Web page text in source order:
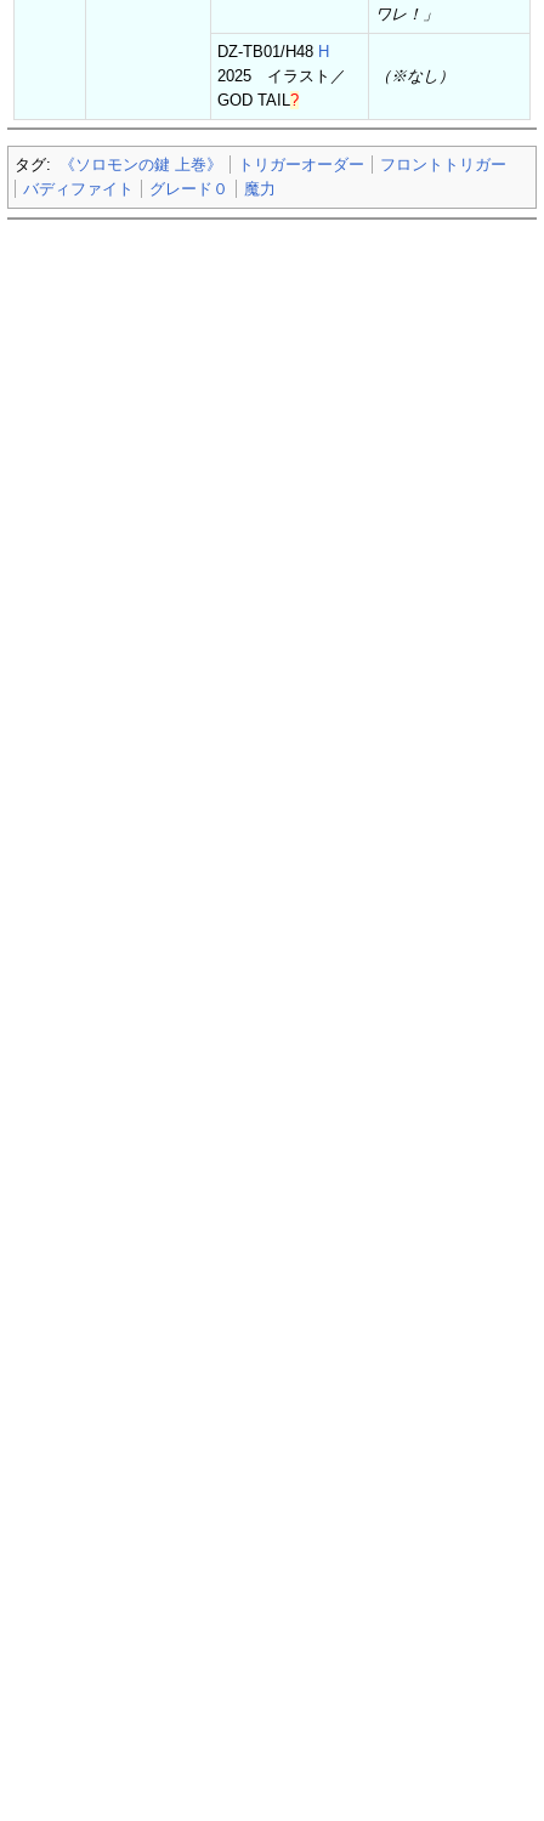
ワレ！」
DZ-TB01/H48 H
2025 イラスト／
GOD TAIL ?
（※なし）
タグ: 《ソロモンの鍵 上巻》 トリガーオーダー
フロントトリガー
バディファイト
グレード０ 魔力